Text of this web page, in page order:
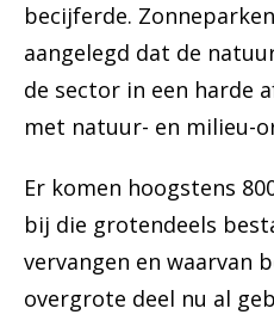
becijferde.
aangelegd dat de
de sector in een harde
met natuur- en milieu-
Er komen hoogstens
bij die grotendeels
vervangen en waarvan
overgrote deel nu al